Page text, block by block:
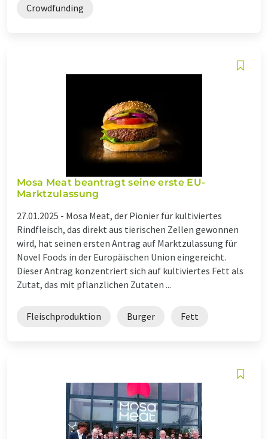
Crowdfunding
Mosa Meat beantragt seine erste EU-
Marktzulassung
27.01.2025 - Mosa Meat, der Pionier für kultiviertes
Rindfleisch, das direkt aus tierischen Zellen gewonnen
wird, hat seinen ersten Antrag auf Marktzulassung für
Novel Foods in der Europäischen Union eingereicht.
Dieser Antrag konzentriert sich auf kultiviertes Fett als
Zutat, das mit pflanzlichen Zutaten ...
Fleischproduktion Burger Fett